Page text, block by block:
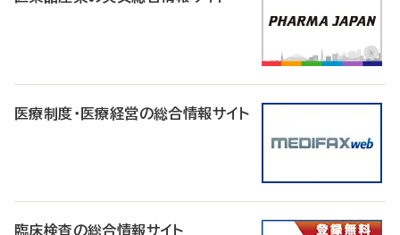
医療制度・医療経営の総合情報サイト
臨床検査の総合情報サイト